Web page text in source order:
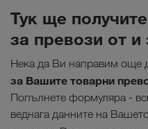
Тук ще
за превози от
Нека да Ви направим още
за Вашите товарни
Попълнете формуляра -
веднага данните на